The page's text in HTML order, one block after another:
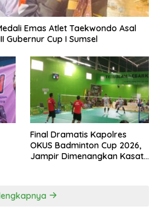
Emas Atlet Taekwondo Asal
Gubernur Cup I Sumsel
Final Dramatis Kapolres
OKUS Badminton Cup 2026,
Jampir Dimenangkan Kasat